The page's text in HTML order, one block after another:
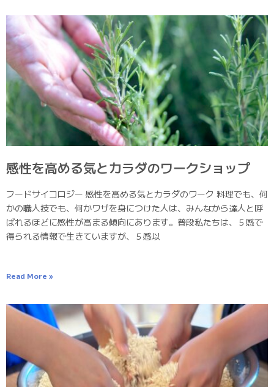
感性を高める気とカラダのワークショップ
フードサイコロジー 感性を高める気とカラダのワーク 料理でも、何
かの職人技でも、何かワザを身につけた人は、みんなから達人と呼
ばれるほどに感性が高まる傾向にあります。普段私たちは、５感で
得られる情報で生きていますが、５感以
Read More »